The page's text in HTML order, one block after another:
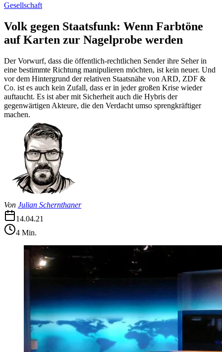
Gesellschaft
Volk gegen Staatsfunk: Wenn Farbtöne
auf Karten zur Nagelprobe werden
Der Vorwurf, dass die öffentlich-rechtlichen Sender ihre Seher in
eine bestimmte Richtung manipulieren möchten, ist kein neuer. Und
vor dem Hintergrund der relativen Staatsnähe von ARD, ZDF &
Co. ist es auch kein Zufall, dass er in jeder großen Krise wieder
auftaucht. Es ist aber mit Sicherheit auch die Hybris der
gegenwärtigen Akteure, die den Verdacht umso sprengkräftiger
machen.
Von Julian Schernthaner
14.04.21
4 Min.